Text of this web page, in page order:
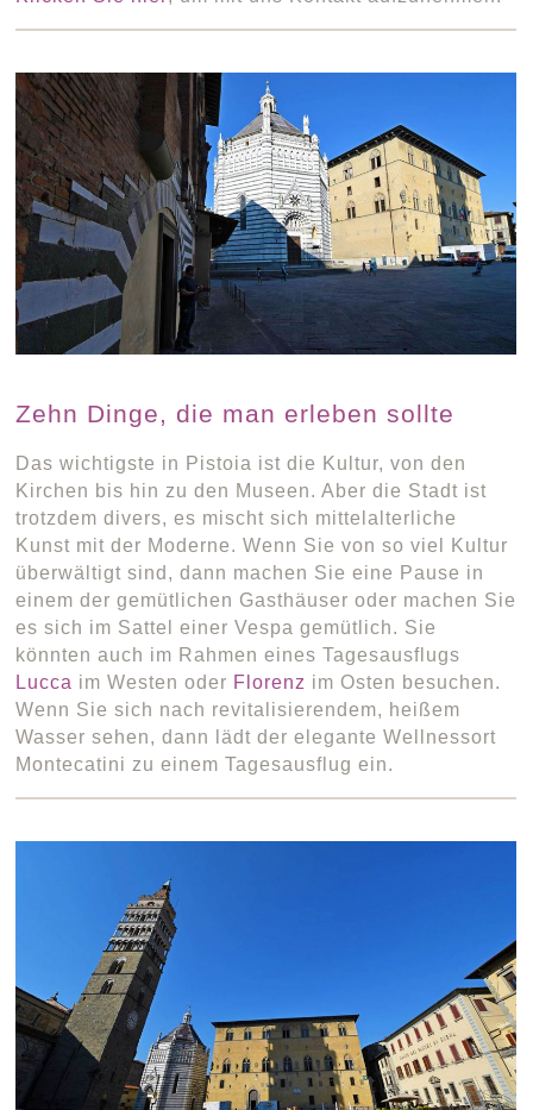
Zehn Dinge, die man erleben sollte
Das wichtigste in Pistoia ist die Kultur, von den
Kirchen bis hin zu den Museen. Aber die Stadt ist
trotzdem divers, es mischt sich mittelalterliche
Kunst mit der Moderne. Wenn Sie von so viel Kultur
überwältigt sind, dann machen Sie eine Pause in
einem der gemütlichen Gasthäuser oder machen Sie
es sich im Sattel einer Vespa gemütlich. Sie
könnten auch im Rahmen eines Tagesausflugs
Lucca im Westen oder Florenz im Osten besuchen.
Wenn Sie sich nach revitalisierendem, heißem
Wasser sehen, dann lädt der elegante Wellnessort
Montecatini zu einem Tagesausflug ein.